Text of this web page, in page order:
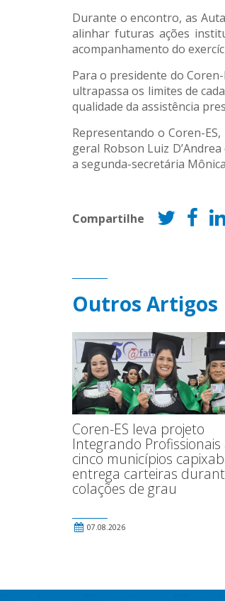
Durante o encontro, as
alinhar futuras ações
acompanhamento do
Para o presidente do
ultrapassa os limites de
qualidade da assistência
Representando o Coren-
geral Robson Luiz
a segunda-secretária
Compartilhe
Outros Artigos
Coren-ES leva projeto
Integrando Profissionais
cinco municípios
entrega carteiras
colações de grau
07.08.2026